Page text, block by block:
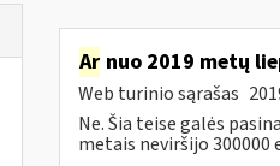
Arnuo 2019 metų
Web turinio sąrašas
Ne. Šia teise galės
metais neviršijo 300000